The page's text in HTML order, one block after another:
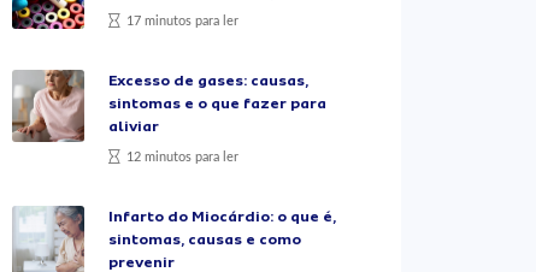
17 minutos para ler
Excesso de gases: causas,
sintomas e o que fazer para
aliviar
12 minutos para ler
Infarto do Miocárdio: o que é,
sintomas, causas e como
prevenir